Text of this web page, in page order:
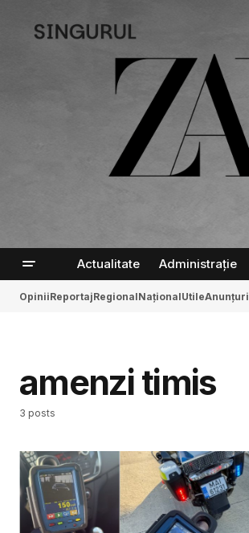
Actualitate Administrație
OpiniiReportajRegionalNaționalUtileAnunțuri
amenzi timis
3 posts